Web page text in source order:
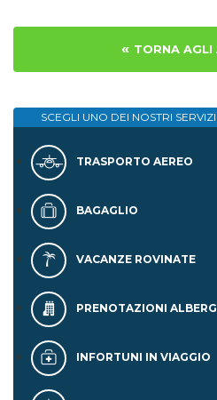
« TORNA AGLI
SCEGLI UNO DEI NOSTRI
TRASPORTO AEREO
BAGAGLIO
VACANZE ROVINATE
PRENOTAZIONI
INFORTUNI IN VIAGGIO